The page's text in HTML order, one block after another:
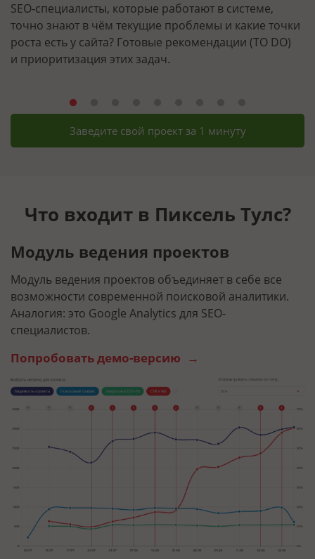
SEO‑специалисты, которые работают в системе,
точно знают в чём текущие проблемы и какие точки
роста есть у сайта? Готовые рекомендации (TO DO)
и приоритизация этих задач.
Заведите свой проект за 1 минуту
Что входит в Пиксель Тулс?
Модуль ведения проектов
Модуль ведения проектов объединяет в себе все
возможности современной поисковой аналитики.
Аналогия: это Google Analytics для SEO-
специалистов.
Попробовать демо-версию